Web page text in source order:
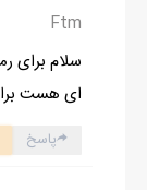
Ftm
سلام برای
ای هست
پاسخ